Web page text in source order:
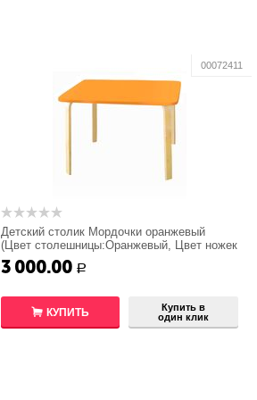
00072411
Детский столик Мордочки оранжевый
(Цвет столешницы:Оранжевый, Цвет ножек
стола:Береза)
3 000.00 Р
КУПИТЬ
Купить в
один клик